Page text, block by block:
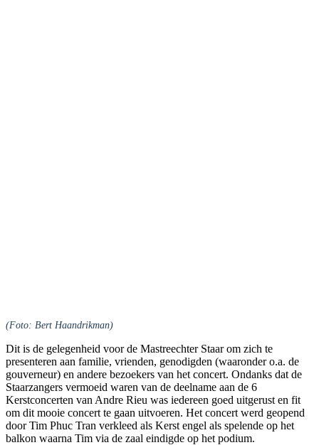
(Foto: Bert Haandrikman)
Dit is de gelegenheid voor de Mastreechter Staar om zich te
presenteren aan familie, vrienden, genodigden (waaronder o.a. de
gouverneur) en andere bezoekers van het concert. Ondanks dat de
Staarzangers vermoeid waren van de deelname aan de 6
Kerstconcerten van Andre Rieu was iedereen goed uitgerust en fit
om dit mooie concert te gaan uitvoeren. Het concert werd geopend
door Tim Phuc Tran verkleed als Kerst engel als spelende op het
balkon waarna Tim via de zaal eindigde op het podium.